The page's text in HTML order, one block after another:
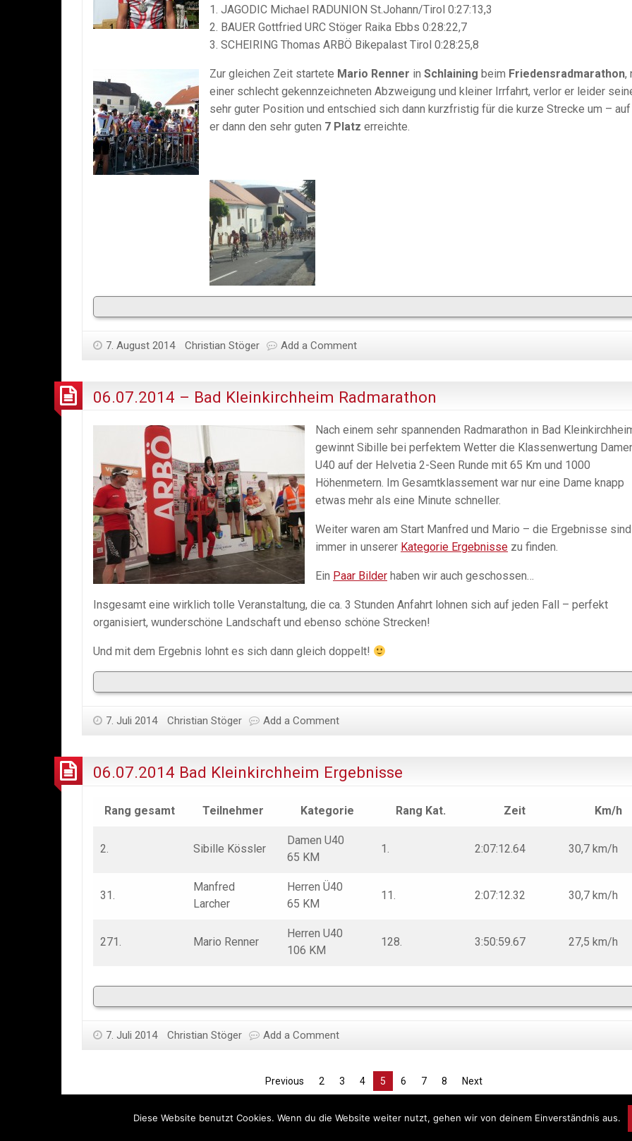
1. JAGODIC Michael RADUNION St.Johann/Tirol 0:27:13,3
2. BAUER Gottfried URC Stöger Raika Ebbs 0:28:22,7
3. SCHEIRING Thomas ARBÖ Bikepalast Tirol 0:28:25,8
Zur gleichen Zeit startete Mario Renner in Schlaining beim Friedensradmarathon,
einer schlecht gekennzeichneten Abzweigung und kleiner Irrfahrt, verlor er leider
sehr guter Position und entschied sich dann kurzfristig für die kurze Strecke um –
er dann den sehr guten 7 Platz erreichte.
7. August 2014 Christian Stöger Add a Comment
06.07.2014 – Bad Kleinkirchheim Radmarathon
Nach einem sehr spannenden Radmarathon in Bad
gewinnt Sibille bei perfektem Wetter die Klassenwertung
U40 auf der Helvetia 2-Seen Runde mit 65 Km und 1000
Höhenmetern. Im Gesamtklassement war nur eine Dame knapp
etwas mehr als eine Minute schneller.
Weiter waren am Start Manfred und Mario – die Ergebnisse
immer in unserer Kategorie Ergebnisse zu finden.
Ein Paar Bilder haben wir auch geschossen…
Insgesamt eine wirklich tolle Veranstaltung, die ca. 3 Stunden Anfahrt lohnen sich auf jeden Fall – perfekt
organisiert, wunderschöne Landschaft und ebenso schöne Strecken!
Und mit dem Ergebnis lohnt es sich dann gleich doppelt!
7. Juli 2014 Christian Stöger Add a Comment
06.07.2014 Bad Kleinkirchheim Ergebnisse
Rang gesamt Teilnehmer Kategorie Rang Kat. Zeit Km/h
2. Sibille Kössler
Damen U40
65 KM
1. 2:07:12.64 30,7 km/h
31.
Manfred
Larcher
Herren Ü40
65 KM
11. 2:07:12.32 30,7 km/h
271. Mario Renner
Herren U40
106 KM
128. 3:50:59.67 27,5 km/h
7. Juli 2014 Christian Stöger Add a Comment
Previous 2 3 4 5 6 7 8 Next
Diese Website benutzt Cookies. Wenn du die Website weiter nutzt, gehen wir von deinem Einverständnis aus.